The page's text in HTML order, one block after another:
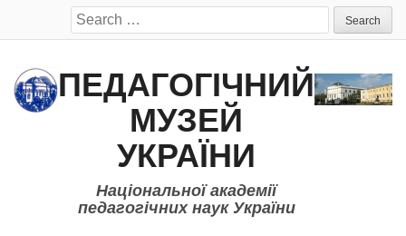
Search
for:
ПЕДАГОГІЧНИЙ
МУЗЕЙ
УКРАЇНИ
Національної академії
педагогічних наук України